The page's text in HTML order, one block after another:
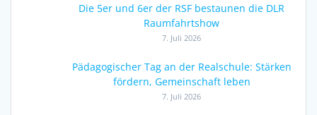
Die 5er und 6er der RSF bestaunen die DLR
Raumfahrtshow
7. Juli 2026
Pädagogischer Tag an der Realschule: Stärken
fördern, Gemeinschaft leben
7. Juli 2026